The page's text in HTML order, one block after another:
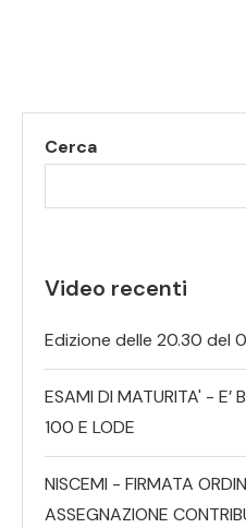
Cerca
Video recenti
Edizione delle 20.30 del
ESAMI DI MATURITA' - E’
100 E LODE
NISCEMI - FIRMATA
ASSEGNAZIONE